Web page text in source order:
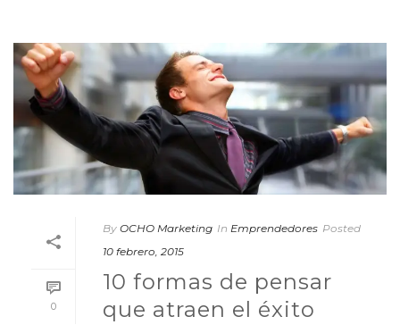
0
By OCHO Marketing In Emprendedores Posted
10 febrero, 2015
10 formas de pensar
que atraen el éxito